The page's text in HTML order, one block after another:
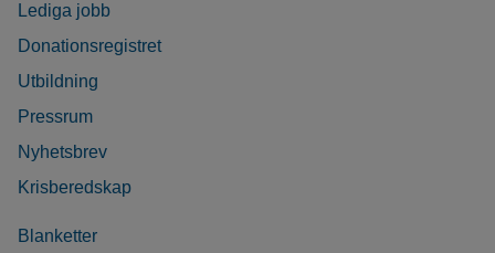
Lediga jobb
Donationsregistret
Utbildning
Pressrum
Nyhetsbrev
Krisberedskap
Blanketter